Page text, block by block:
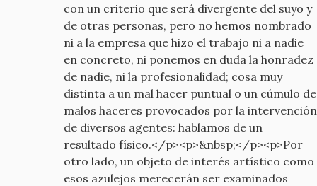
con un criterio que será divergente del suyo y
de otras personas, pero no hemos nombrado
ni a la empresa que hizo el trabajo ni a nadie
en concreto, ni ponemos en duda la honradez
de nadie, ni la profesionalidad; cosa muy
distinta a un mal hacer puntual o un cúmulo de
malos haceres provocados por la intervención
de diversos agentes: hablamos de un
resultado físico.</p><p>&nbsp;</p><p>Por
otro lado, un objeto de interés artístico como
esos azulejos merecerán ser examinados